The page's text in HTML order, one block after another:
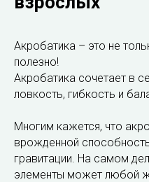
Акробатика – это не
полезно!
Акробатика сочетает в
ловкость, гибкость и
Многим кажется, что
врожденной
гравитации. На самом
элементы может любой